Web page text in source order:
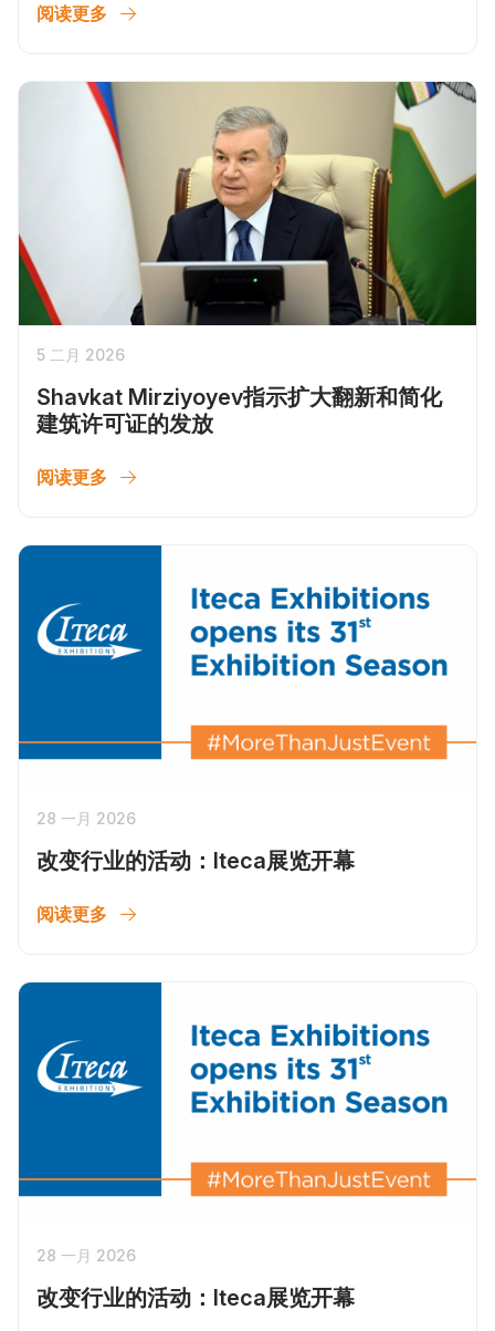
阅读更多
5 二月 2026
Shavkat Mirziyoyev指示扩大翻新和简化
建筑许可证的发放
阅读更多
28 一月 2026
改变行业的活动：Iteca展览开幕
阅读更多
28 一月 2026
改变行业的活动：Iteca展览开幕